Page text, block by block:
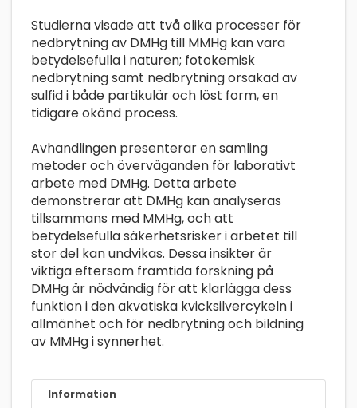
Studierna visade att två olika processer för
nedbrytning av DMHg till MMHg kan vara
betydelsefulla i naturen; fotokemisk
nedbrytning samt nedbrytning orsakad av
sulfid i både partikulär och löst form, en
tidigare okänd process.
Avhandlingen presenterar en samling
metoder och överväganden för laborativt
arbete med DMHg. Detta arbete
demonstrerar att DMHg kan analyseras
tillsammans med MMHg, och att
betydelsefulla säkerhetsrisker i arbetet till
stor del kan undvikas. Dessa insikter är
viktiga eftersom framtida forskning på
DMHg är nödvändig för att klarlägga dess
funktion i den akvatiska kvicksilvercykeln i
allmänhet och för nedbrytning och bildning
av MMHg i synnerhet.
Information